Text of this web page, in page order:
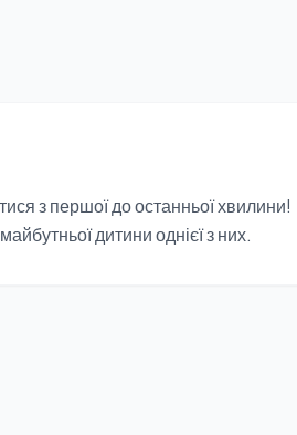
з першої до останньої хвилини!
дитини однієї з них.